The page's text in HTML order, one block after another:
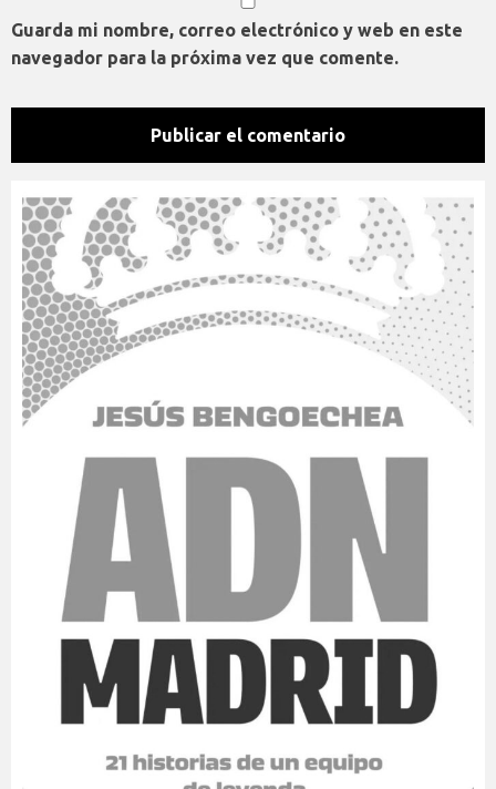
Guarda mi nombre, correo electrónico y web en este
navegador para la próxima vez que comente.